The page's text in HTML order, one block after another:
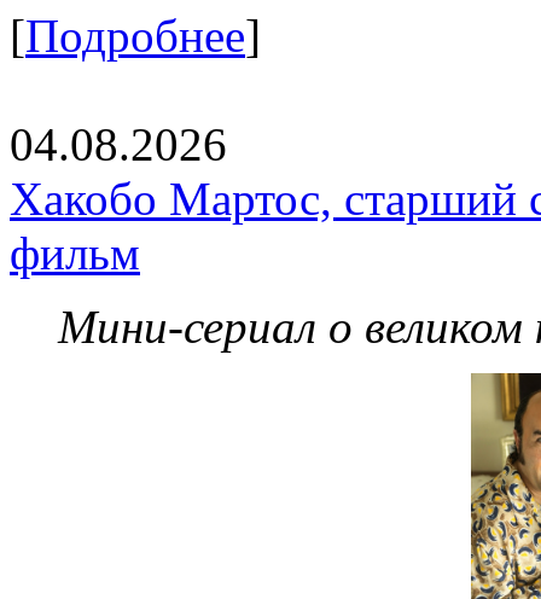
[Подробнее]
04.08.2026
Хакобо Мартос, старший
фильм
Мини-сериал о великом